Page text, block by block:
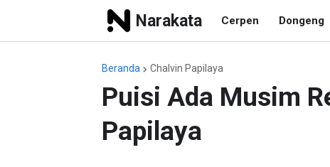
Narakata Cerpen Dongeng
Beranda Chalvin Papilaya
Puisi Ada Musim
Papilaya